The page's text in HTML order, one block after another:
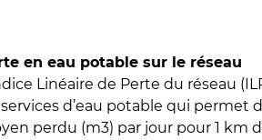
en eau potable sur le réseau
Linéaire de Perte du réseau
services d’eau potable qui permet
perdu (m3) par jour pour 1 km